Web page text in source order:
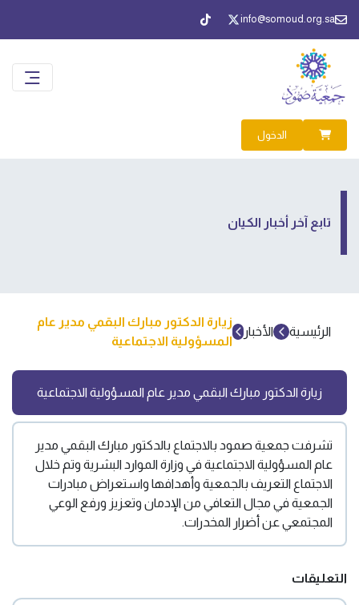
info@somoud.org.sa
الدخول
تابع آخر أخبار الكيان
الرئيسية الأخبار
زيارة الدكتور مبارك البقمي مدير عام
المسؤولية الاجتماعية
زيارة الدكتور مبارك البقمي مدير عام المسؤولية الاجتماعية
تشرفت جمعية صمود بالاجتماع بالدكتور مبارك البقمي مدير
عام المسؤولية الاجتماعية في وزارة الموارد البشرية وتم خلال
الاجتماع التعريف بالجمعية وأهدافها واستعراض مبادرات
الجمعية في مجال التعافي من الإدمان وتعزيز ورفع الوعي
المجتمعي عن أضرار المخدرات.
التعليقات